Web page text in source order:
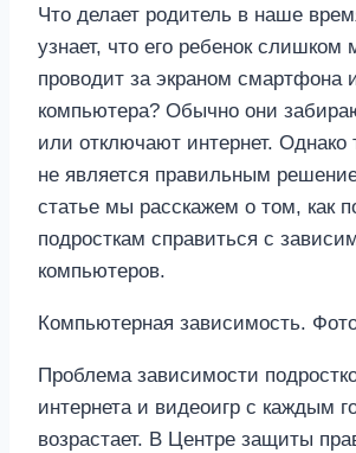
Что делает родитель в наше
узнает, что его ребенок слишком
проводит за экраном смартфона
компьютера? Обычно они
или отключают интернет. Однако
не является правильным
статье мы расскажем о том, как
подросткам справиться с
компьютеров.
Компьютерная зависимость.
Проблема зависимости
интернета и видеоигр с каждым
возрастает. В Центре защиты